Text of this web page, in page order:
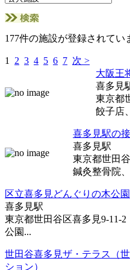
177件の施設が登録されてい
1 2 3 4 5 6 7 次 >
大阪王
喜多見
東京都
餃子店
喜多見駅の
喜多見駅
東京都世田
鍼灸整骨院
区立喜多見どんぐりの木公園
喜多見駅
東京都世田谷区喜多見9-11-2
公園...
世田谷喜多見ザ・テラス（
ション）